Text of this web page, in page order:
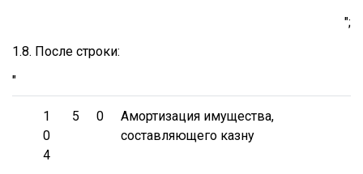
";
1.8. После строки:
"
1
0
4
5 0
Амортизация имущества,
составляющего казну